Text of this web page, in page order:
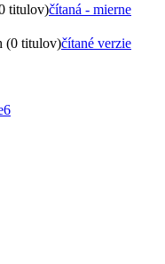
titulov)čítaná - mierne
(0 titulov)čítané verzie
6